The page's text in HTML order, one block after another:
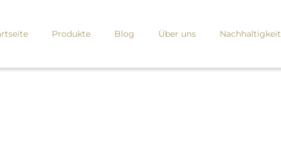
Produkte Blog Über uns Nachhaltigkeit